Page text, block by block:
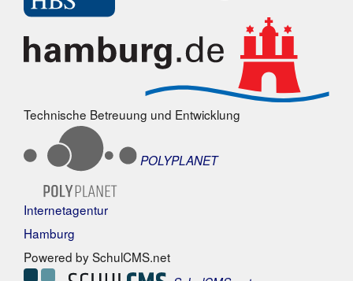
Technische Betreuung und Entwicklung
POLYPLANET
Internetagentur
Hamburg
Powered by SchulCMS.net